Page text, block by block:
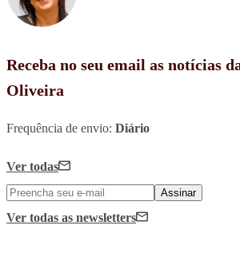
Receba no seu email as notícias
Oliveira
Frequência de envio: Diário
Ver todas
Assinar
Ver todas as newsletters